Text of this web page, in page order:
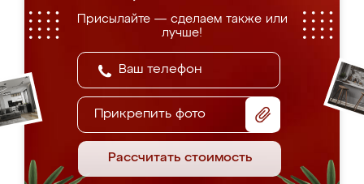
Присылайте — сделаем также или
лучше!
Прикрепить фото
Рассчитать стоимость